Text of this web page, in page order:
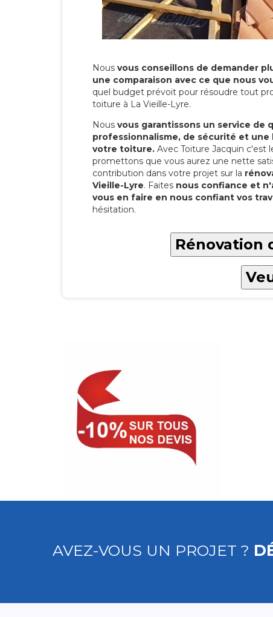
Nous vous conseillons de demander
une comparaison avec ce que nous
quel budget prévoit pour résoudre tout
toiture à La Vieille-Lyre.
Nous vous garantissons un service de
professionnalisme, de sécurité et une
votre toiture. Avec Toiture Jacquin c'est
promettons que vous aurez une nette
contribution dans votre projet sur la
Vieille-Lyre. Faites nous confiance et
vous en faire en nous confiant vos
hésitation.
Rénovation
AVEZ-VOUS UN PROJET ?